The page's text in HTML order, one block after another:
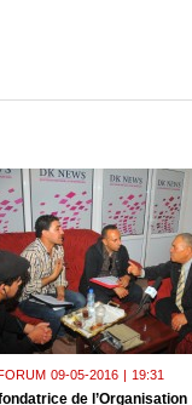
09-05-2016 | 19:31
de l’Organisation